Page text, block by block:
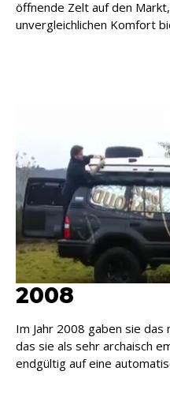
öffnende Zelt auf den
unvergleichlichen Komfort
2008
Im Jahr 2008 gaben sie
das sie als sehr archaisch
endgültig auf eine